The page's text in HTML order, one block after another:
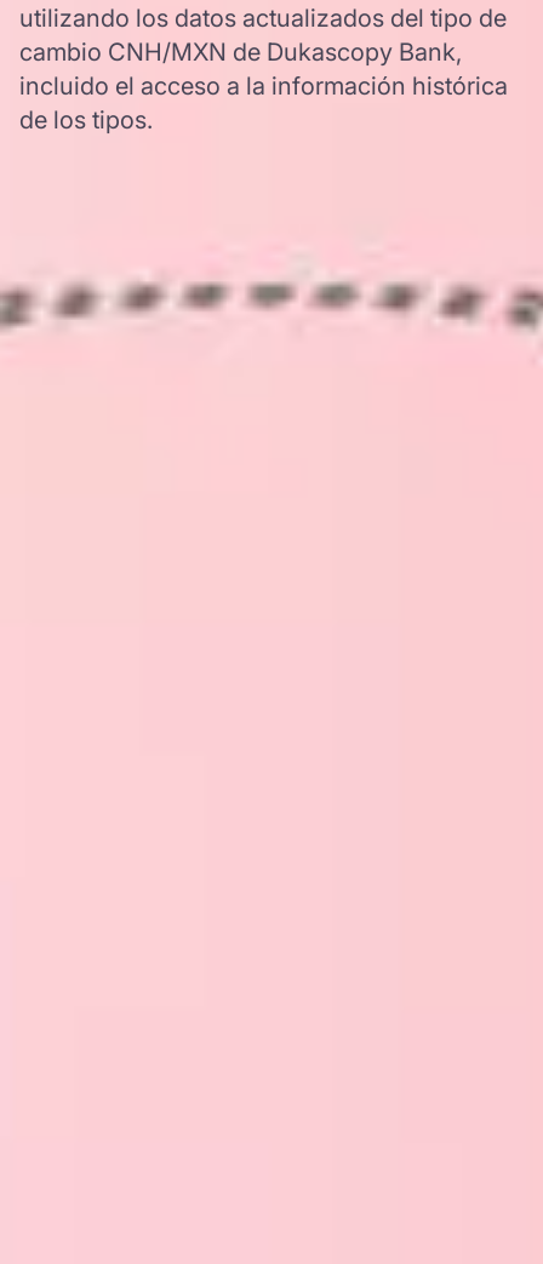
utilizando los datos actualizados del tipo de
cambio CNH/MXN de Dukascopy Bank,
incluido el acceso a la información histórica
de los tipos.